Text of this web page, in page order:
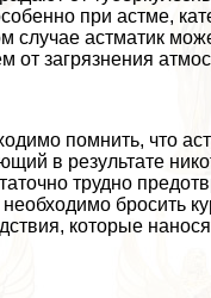
при астме,
случае астматик
от загрязнения
помнить, что
в результате
трудно
бросить
которые